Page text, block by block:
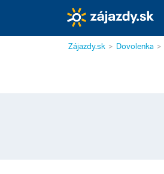
Zájazdy.sk Dovolenka